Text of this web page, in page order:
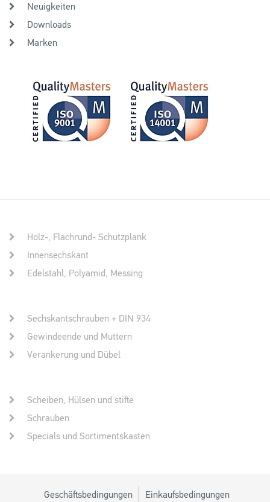
Neuigkeiten
Downloads
Marken
Holz-, Flachrund- Schutzplank
Innensechskant
Edelstahl, Polyamid, Messing
Sechskantschrauben + DIN 934
Gewindeende und Muttern
Verankerung und Dübel
Scheiben, Hülsen und stifte
Schrauben
Specials und Sortimentskasten
Geschäftsbedingungen Einkaufsbedingungen